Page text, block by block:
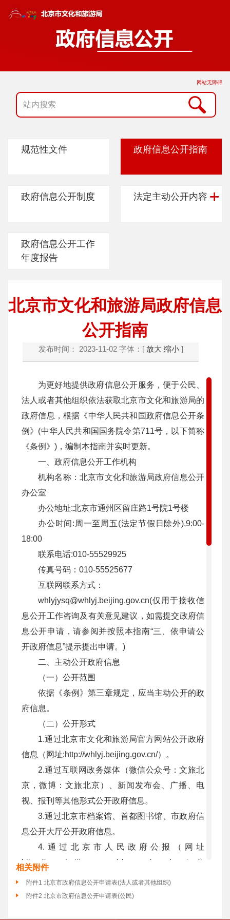
网站无障碍
规范性文件 政府信息公开指南
政府信息公开制度 法定主动公开内容
政府信息公开工作
年度报告
北京市文化和旅游局政府信息
公开指南
发布时间： 2023-11-02 字体：[ 放大 缩小]
为更好地提供政府信息公开服务，便于公民、
法人或者其他组织依法获取北京市文化和旅游局的
政府信息，根据《中华人民共和国政府信息公开条
例》(中华人民共和国国务院令第711号，以下简称
《条例》)，编制本指南并实时更新。
一、政府信息公开工作机构
机构名称：北京市文化和旅游局政府信息公开
办公室
办公地址:北京市通州区留庄路1号院1号楼
办公时间:周一至周五(法定节假日除外),9:00-
18:00
联系电话:010-55529925
传真号码：010-55525677
互联网联系方式：
whlyjysq@whlyj.beijing.gov.cn(仅用于接收信
息公开工作咨询及有关意见建议，如需提交政府信
息公开申请，请参阅并按照本指南“三、依申请公
开政府信息”提示提出申请。)
二、主动公开政府信息
（一）公开范围
依据《条例》第三章规定，应当主动公开的政
府信息。
（二）公开形式
1.通过北京市文化和旅游局官方网站公开政府
信息（网址:http://whlyj.beijing.gov.cn/）。
2.通过互联网政务媒体（微信公众号：文旅北
京，微博：文旅北京）、新闻发布会、广播、电
视、报刊等其他形式公开政府信息。
3.通过北京市档案馆、首都图书馆、市政府信
息公开大厅公开政府信息。
4.通过北京市人民政府公报（网址
https://www.beijing.gov.cn/zhengce/gongbao）
公
开政府信息
。
（三）公开时限
相关附件
附件1 北京市政府信息公开申请表(法人或者其他组织)
附件2 北京市政府信息公开申请表(公民)